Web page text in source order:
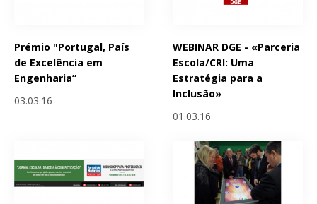
Prémio "Portugal, País
de Excelência em
Engenharia”
03.03.16
WEBINAR DGE - «Parceria
Escola/CRI: Uma
Estratégia para a
Inclusão»
01.03.16